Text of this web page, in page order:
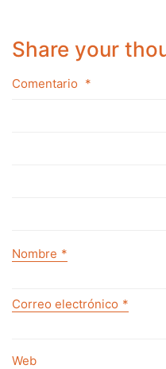
Share your
Comentario *
Nombre *
Correo electrónico *
Web